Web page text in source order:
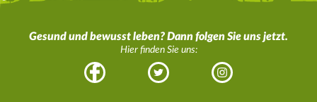
Gesund und bewusst leben? Dann folgen Sie uns jetzt.
Hier finden Sie uns:
Facebook Twitter Instagram